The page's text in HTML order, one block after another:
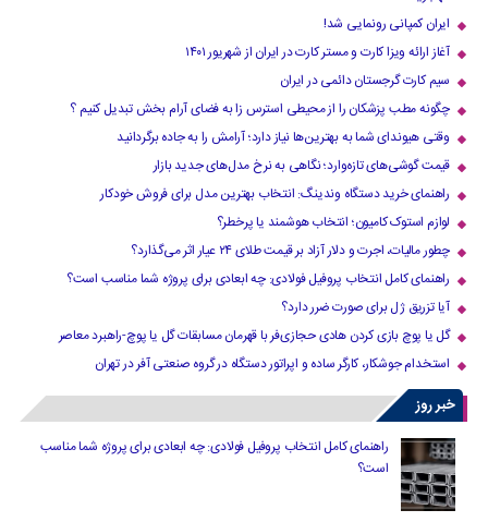
ایران کمپانی رونمایی شد!
آغاز ارائه ویزا کارت و مستر کارت در ایران از شهریور ۱۴۰۱
سیم کارت گرجستان دائمی در ایران
چگونه مطب پزشکان را از محیطی استرس زا به فضای آرام بخش تبدیل کنیم ؟
وقتی هیوندای شما به بهترین‌ها نیاز دارد؛ آرامش را به جاده برگردانید
قیمت گوشی‌های تازه‌وارد؛ نگاهی به نرخ مدل‌های جدید بازار
راهنمای خرید دستگاه وندینگ: انتخاب بهترین مدل برای فروش خودکار
لوازم استوک کامیون؛ انتخاب هوشمند یا پرخطر؟
چطور مالیات، اجرت و دلار آزاد بر قیمت طلای ۲۴ عیار اثر می‌گذارد؟
راهنمای کامل انتخاب پروفیل فولادی: چه ابعادی برای پروژه شما مناسب است؟
آیا تزریق ژل برای صورت ضرر دارد​؟
گل یا پوچ بازی کردن هادی حجازی‌فر با قهرمان مسابقات گل یا پوچ-راهبرد معاصر
استخدام جوشکار، کارگر ساده و اپراتور دستگاه در گروه صنعتی آفر در تهران
خبر روز
راهنمای کامل انتخاب پروفیل فولادی: چه ابعادی برای پروژه شما مناسب
است؟